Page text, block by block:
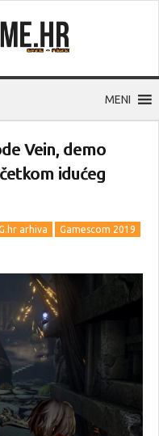
MENI
Vein, demo
idućeg
arhiva
Gamescom 2019